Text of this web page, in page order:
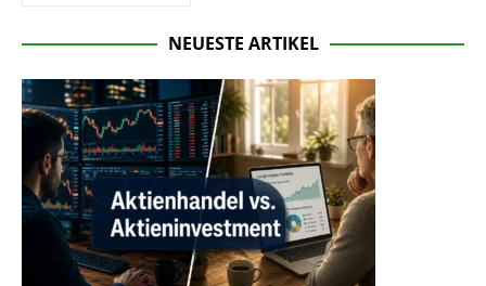
NEUESTE ARTIKEL